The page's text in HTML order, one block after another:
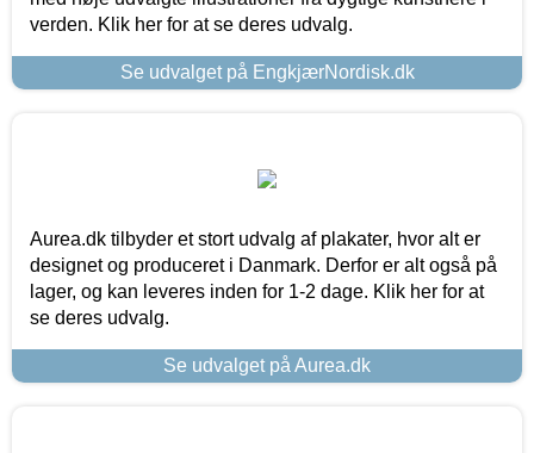
verden. Klik her for at se deres udvalg.
Se udvalget på EngkjærNordisk.dk
Aurea.dk tilbyder et stort udvalg af plakater, hvor alt er
designet og produceret i Danmark. Derfor er alt også på
lager, og kan leveres inden for 1-2 dage. Klik her for at
se deres udvalg.
Se udvalget på Aurea.dk